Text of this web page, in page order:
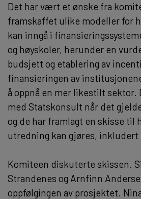
Det har vært et ønske fra
framskaffet ulike modeller for
kan inngå i
og høyskoler, herunder en
budsjett og etablering av
finansieringen av
å oppnå en mer likestilt
med Statskonsult når det
og de har framlagt en skisse til
utredning kan gjøres, inkludert
Komiteen diskuterte skissen.
Strandenes og Arnfinn
oppfølgingen av prosjektet.